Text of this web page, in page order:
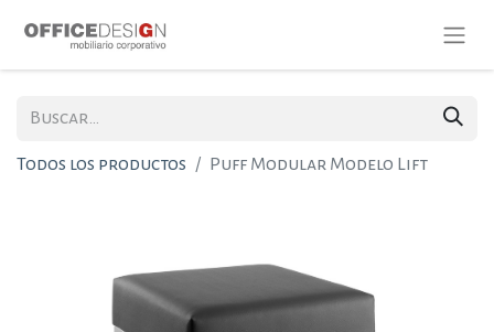
Todos los productos Puff Modular Modelo Lift